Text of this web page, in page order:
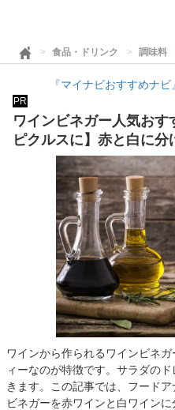
食品・ドリンク 調味料
『マイナビおすすめナ
PR
ワインビネガー人気お
ピクルスに】赤と白に分
ワインから作られるワインビネ
ィーなのが特徴です。サラダの
きます。この記事では、フード
ビネガーを赤ワインと白ワイン